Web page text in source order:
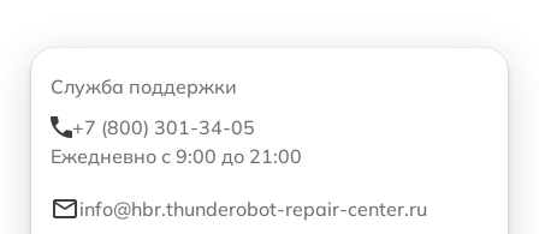
Служба поддержки
+7 (800) 301-34-05
Ежедневно с 9:00 до 21:00
info@hbr.thunderobot-repair-center.ru